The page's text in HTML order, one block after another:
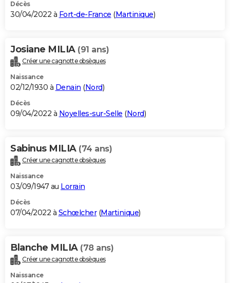
Décès
30/04/2022 à Fort-de-France (Martinique)
Josiane MILIA (91 ans)
Créer une cagnotte obsèques
Naissance
02/12/1930 à Denain (Nord)
Décès
09/04/2022 à Noyelles-sur-Selle (Nord)
Sabinus MILIA (74 ans)
Créer une cagnotte obsèques
Naissance
03/09/1947 au Lorrain
Décès
07/04/2022 à Schœlcher(Martinique)
Blanche MILIA (78 ans)
Créer une cagnotte obsèques
Naissance